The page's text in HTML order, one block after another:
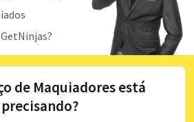
de Maquiadores está
precisando?